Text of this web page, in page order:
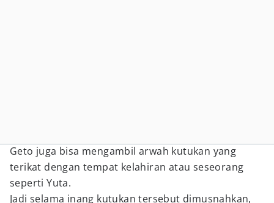
Geto juga bisa mengambil arwah kutukan yang
terikat dengan tempat kelahiran atau seseorang
seperti Yuta.
Jadi selama inang kutukan tersebut dimusnahkan,